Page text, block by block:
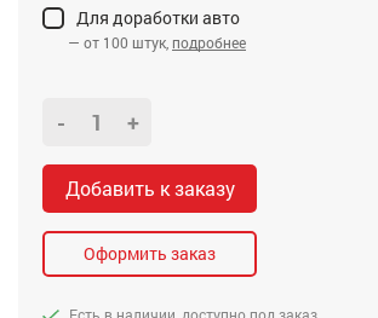
Для доработки авто
— от 100 штук, подробнее
- +
Добавить к заказу
Оформить заказ